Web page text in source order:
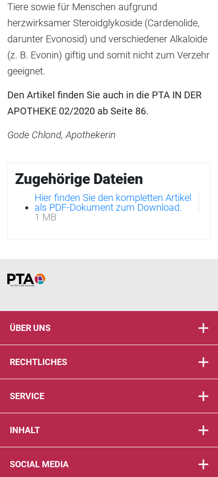
Tiere sowie für Menschen aufgrund
herzwirksamer Steroidglykoside (Cardenolide,
darunter Evonosid) und verschiedener Alkaloide
(z. B. Evonin) giftig und somit nicht zum Verzehr
geeignet.
Den Artikel finden Sie auch in die PTA IN DER
APOTHEKE 02/2020 ab Seite 86.
Gode Chlond, Apothekerin
Zugehörige Dateien
Hier finden Sie den kompletten Artikel
als PDF-Dokument zum Download.
1 MB
Home
ÜBER UNS
RECHTLICHES
SERVICE
INHALT
SOCIAL MEDIA